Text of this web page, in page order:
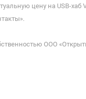
цену на USB-хаб
ООО